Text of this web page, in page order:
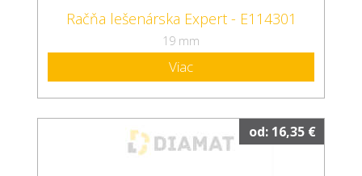
Račňa lešenárska Expert - E114301
19 mm
Viac
od: 16,35 €